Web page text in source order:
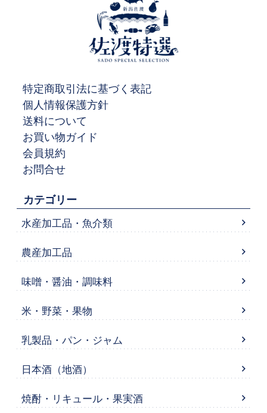
特定商取引法に基づく表記
個人情報保護方針
送料について
お買い物ガイド
会員規約
お問合せ
カテゴリー
水産加工品・魚介類
農産加工品
味噌・醤油・調味料
米・野菜・果物
乳製品・パン・ジャム
日本酒（地酒）
焼酎・リキュール・果実酒